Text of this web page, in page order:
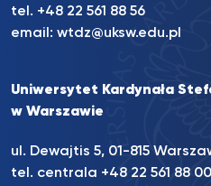
tel. +48 22 561 88 56
email: wtdz@uksw.edu.pl
Uniwersytet Kardynała
w Warszawie
ul. Dewajtis 5, 01-815
tel. centrala +48 22 561 88 00